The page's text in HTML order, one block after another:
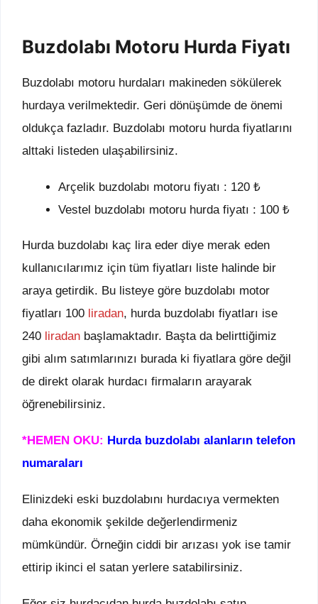
Buzdolabı Motoru Hurda Fiyatı
Buzdolabı motoru hurdaları makineden sökülerek
hurdaya verilmektedir. Geri dönüşümde de önemi
oldukça fazladır. Buzdolabı motoru hurda fiyatlarını
alttaki listeden ulaşabilirsiniz.
Arçelik buzdolabı motoru fiyatı : 120 ₺
Vestel buzdolabı motoru hurda fiyatı : 100 ₺
Hurda buzdolabı kaç lira eder diye merak eden
kullanıcılarımız için tüm fiyatları liste halinde bir
araya getirdik. Bu listeye göre buzdolabı motor
fiyatları 100 liradan, hurda buzdolabı fiyatları ise
240 liradan başlamaktadır. Başta da belirttiğimiz
gibi alım satımlarınızı burada ki fiyatlara göre değil
de direkt olarak hurdacı firmaların arayarak
öğrenebilirsiniz.
*HEMEN OKU: Hurda buzdolabı alanların telefon
numaraları
Elinizdeki eski buzdolabını hurdacıya vermekten
daha ekonomik şekilde değerlendirmeniz
mümkündür. Örneğin ciddi bir arızası yok ise tamir
ettirip ikinci el satan yerlere satabilirsiniz.